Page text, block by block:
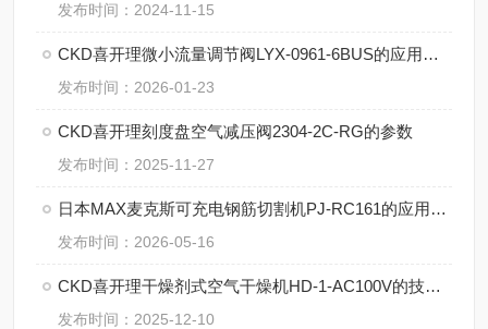
发布时间：2024-11-15
CKD喜开理微小流量调节阀LYX-0961-6BUS的应用案例
发布时间：2026-01-23
CKD喜开理刻度盘空气减压阀2304-2C-RG的参数
发布时间：2025-11-27
日本MAX麦克斯可充电钢筋切割机PJ-RC161的应用案例
发布时间：2026-05-16
CKD喜开理干燥剂式空气干燥机HD-1-AC100V的技术支持
发布时间：2025-12-10